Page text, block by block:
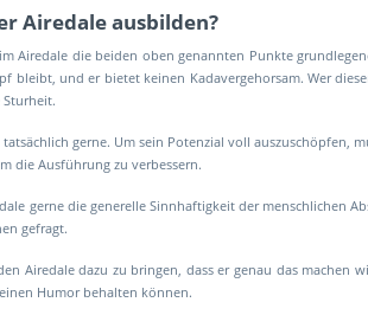
Airedale ausbilden?
Airedale die beiden oben genannten Punkte
bleibt, und er bietet keinen Kadavergehorsam. Wer
gerne. Um sein Potenzial voll auszuschöpfen,
die Ausführung zu verbessern.
gerne die generelle Sinnhaftigkeit der menschlichen
gefragt.
Airedale dazu zu bringen, dass er genau das
Humor behalten können.